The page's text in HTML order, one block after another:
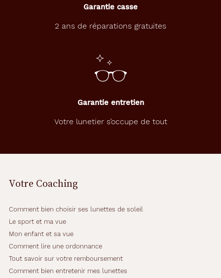
u
r
t
r
e
s
Garantie casse
2 ans de réparations gratuites
Garantie entretien
Votre lunetier s’occupe de tout
Votre Coaching
Comment bien choisir ses lunettes de soleil
Le sport et ma vue
Mon enfant et sa vue
Comment lire une ordonnance
Tout savoir sur votre remboursement
Comment bien entretenir mes lunettes